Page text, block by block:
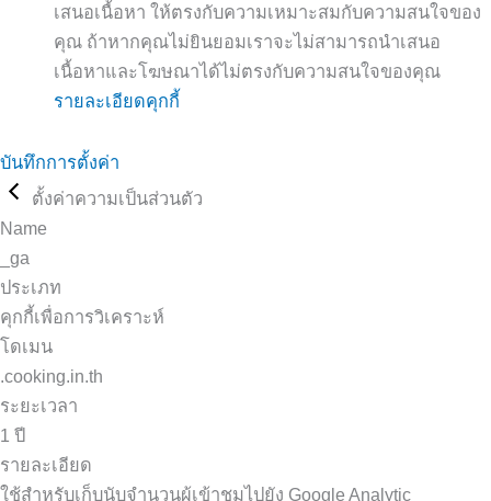
เสนอเนื้อหา ให้ตรงกับความเหมาะสมกับความสนใจของ
คุณ ถ้าหากคุณไม่ยินยอมเราจะไม่สามารถนำเสนอ
เนื้อหาและโฆษณาได้ไม่ตรงกับความสนใจของคุณ
รายละเอียดคุกกี้
บันทึกการตั้งค่า
ตั้งค่าความเป็นส่วนตัว
Name
_ga
ประเภท
คุกกี้เพื่อการวิเคราะห์
โดเมน
.cooking.in.th
ระยะเวลา
1 ปี
รายละเอียด
ใช้สำหรับเก็บนับจำนวนผู้เข้าชมไปยัง Google Analytic